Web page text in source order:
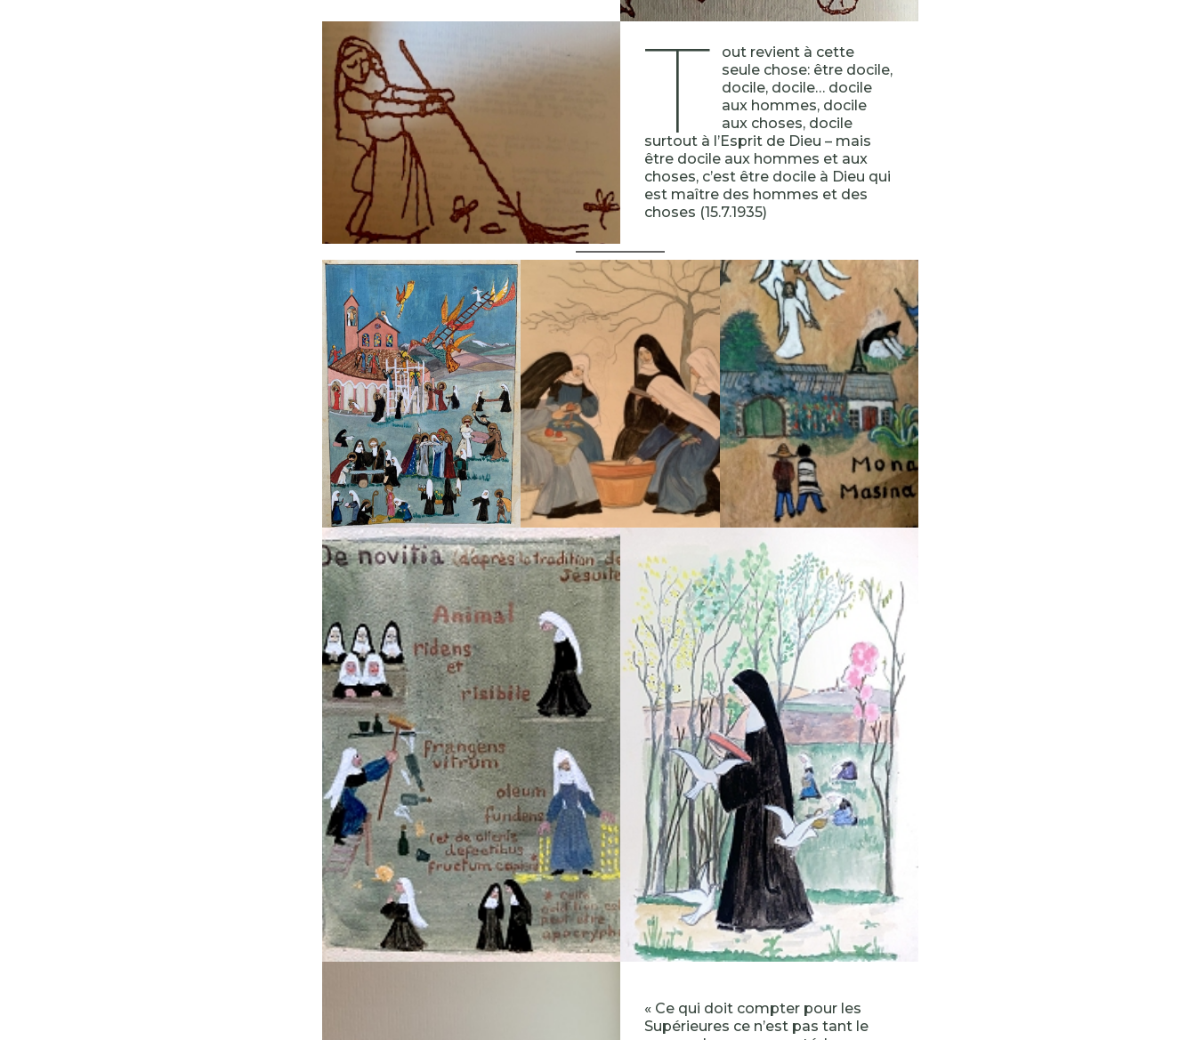
t
out revient à cette
seule chose: être docile,
docile, docile… docile
aux hommes, docile
aux choses, docile
surtout à l’Esprit de Dieu – mais
être docile aux hommes et aux
choses, c’est être docile à Dieu qui
est maître des hommes et des
choses (15.7.1935)
« Ce qui doit compter pour les
Supérieures ce n’est pas tant le